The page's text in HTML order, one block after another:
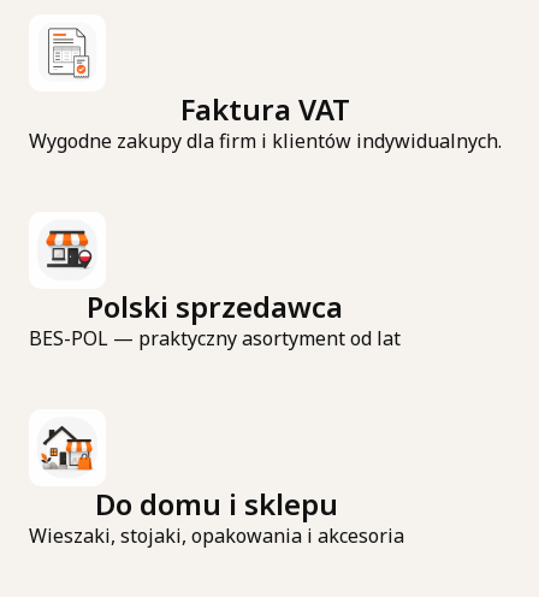
Faktura VAT
Wygodne zakupy dla firm i klientów indywidualnych.
Polski sprzedawca
BES-POL — praktyczny asortyment od lat
Do domu i sklepu
Wieszaki, stojaki, opakowania i akcesoria